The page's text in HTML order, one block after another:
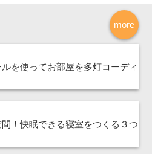
more
を使ってお部屋を多灯コーディ
！快眠できる寝室をつくる３つ